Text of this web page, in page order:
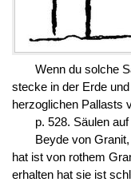
Wenn du solche
stecke in der Erde
herzoglichen Pallasts
p. 528. Säulen
Beyde von
hat ist von rothem
erhalten hat sie ist